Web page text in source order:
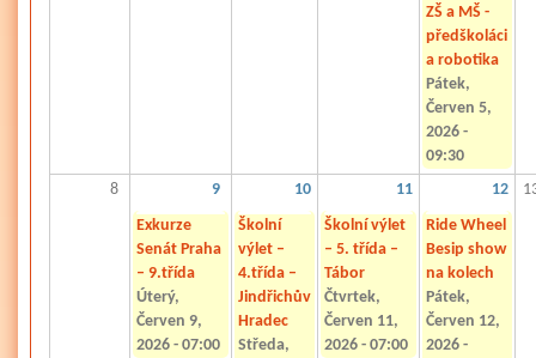
ZŠ a MŠ -
předškoláci
a robotika
Pátek,
Červen 5,
2026 -
09:30
8
9 10 11 12
Exkurze
Senát Praha
– 9.třída
Úterý,
Červen 9,
2026 - 07:00
Školní
výlet –
4.třída –
Jindřichův
Hradec
Středa,
Školní výlet
– 5. třída –
Tábor
Čtvrtek,
Červen 11,
2026 - 07:00
Ride Wheel
Besip show
na kolech
Pátek,
Červen 12,
2026 -